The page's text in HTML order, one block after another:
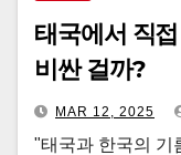
태국에서 직
비싼 걸까?
MAR 12, 2025
"태국과 한국의 기